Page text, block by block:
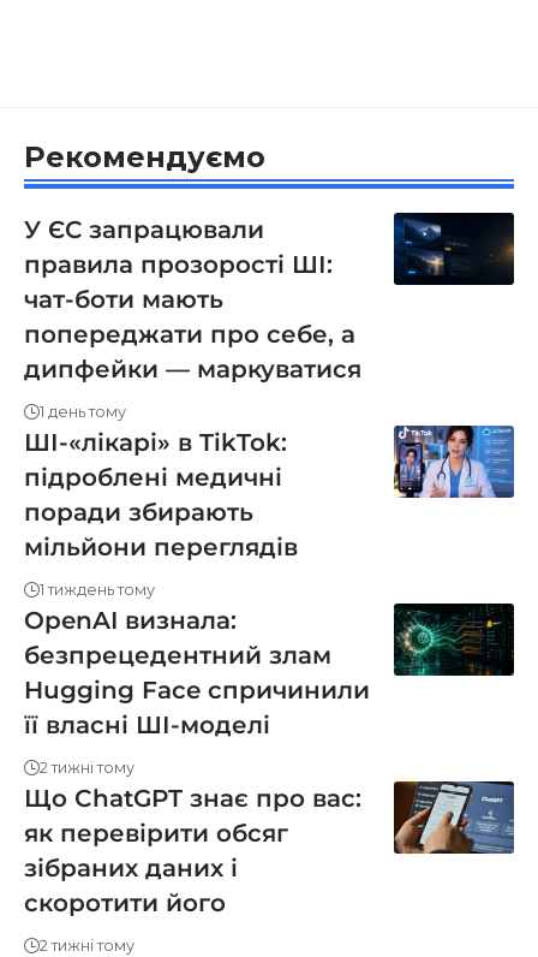
Рекомендуємо
У ЄС запрацювали
правила прозорості ШІ:
чат-боти мають
попереджати про себе, а
дипфейки — маркуватися
1 день тому
ШІ-«лікарі» в TikTok:
підроблені медичні
поради збирають
мільйони переглядів
1 тиждень тому
OpenAI визнала:
безпрецедентний злам
Hugging Face спричинили
її власні ШІ-моделі
2 тижні тому
Що ChatGPT знає про вас:
як перевірити обсяг
зібраних даних і
скоротити його
2 тижні тому